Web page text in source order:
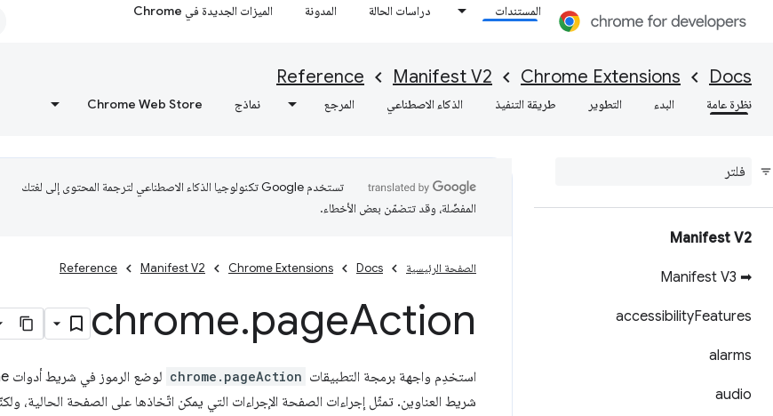
المستندات دراسات الحالة المدونة الميزات الجديدة في Chrome
Docs
Chrome Extensions
Manifest V2
Reference
نظرة عامة البدء التطوير طريقة التنفيذ الذكاء الاصطناعي المرجع نماذج Chrome Web Store
Manifest V2
➡ Manifest V3
accessibilityFeatures
alarms
audio
تستخدم Google تكنولوجيا الذكاء الاصطناعي لترجمة المحتوى إلى لغتك
المفضّلة، وقد تتضمّن بعض الأخطاء.
الصفحة الرئيسية Docs
Chrome Extensions
Manifest V2
Reference
chrome.pageAction
استخدِم واجهة برمجة التطبيقات chrome.pageAction
شريط العناوين. تمثّل إجراءات الصفحة الإجراءات التي يمكن اتّخاذها على الصفحة الحالية،